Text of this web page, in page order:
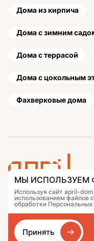
Дома из кирпича
Дома с зимним
Дома с террасой
Дома с цокольным
Фахверковые дома
Проекты
Подобрать дом
Портфолио
О компании
Сравнение
МЫ ИСПОЛЬЗУЕМ
Используя сайт april-
использованием файлов
обработки
Принять